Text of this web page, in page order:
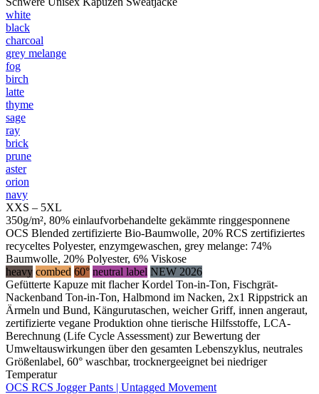
white
black
charcoal
grey melange
fog
birch
latte
thyme
sage
ray
brick
prune
aster
orion
navy
XXS – 5XL
350g/m², 80% einlaufvorbehandelte gekämmte ringgesponnene
OCS Blended zertifizierte Bio-Baumwolle, 20% RCS zertifiziertes
recyceltes Polyester, enzymgewaschen, grey melange: 74%
Baumwolle, 20% Polyester, 6% Viskose
heavy combed 60° neutral label NEW 2026
Gefütterte Kapuze mit flacher Kordel Ton-in-Ton, Fischgrät-
Nackenband Ton-in-Ton, Halbmond im Nacken, 2x1 Rippstrick an
Ärmeln und Bund, Kängurutaschen, weicher Griff, innen angeraut,
zertifizierte vegane Produktion ohne tierische Hilfsstoffe, LCA-
Berechnung (Life Cycle Assessment) zur Bewertung der
Umweltauswirkungen über den gesamten Lebenszyklus, neutrales
Größenlabel, 60° waschbar, trocknergeeignet bei niedriger
Temperatur
OCS RCS Jogger Pants | Untagged Movement